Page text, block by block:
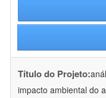
Título do Projeto:
impacto ambiental do